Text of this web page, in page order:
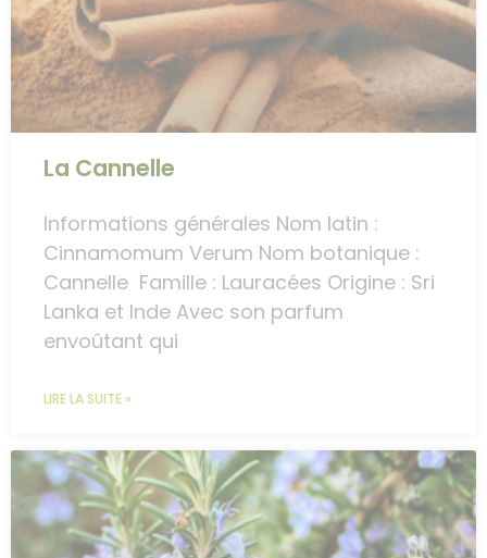
La Cannelle
Informations générales Nom latin :
Cinnamomum Verum Nom botanique :
Cannelle Famille : Lauracées Origine : Sri
Lanka et Inde Avec son parfum
envoûtant qui
LIRE LA SUITE »